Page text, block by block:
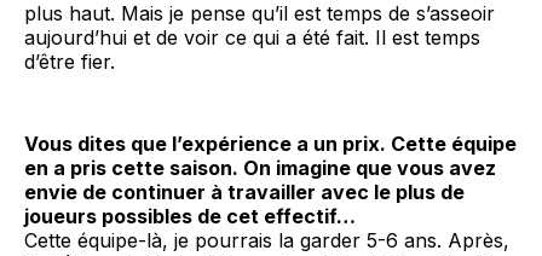
plus haut. Mais je pense qu’il est temps de s’asseoir
aujourd’hui et de voir ce qui a été fait. Il est temps
d’être fier.
Vous dites que l’expérience a un prix. Cette équipe
en a pris cette saison. On imagine que vous avez
envie de continuer à travailler avec le plus de
joueurs possibles de cet effectif…
Cette équipe-là, je pourrais la garder 5-6 ans. Après,